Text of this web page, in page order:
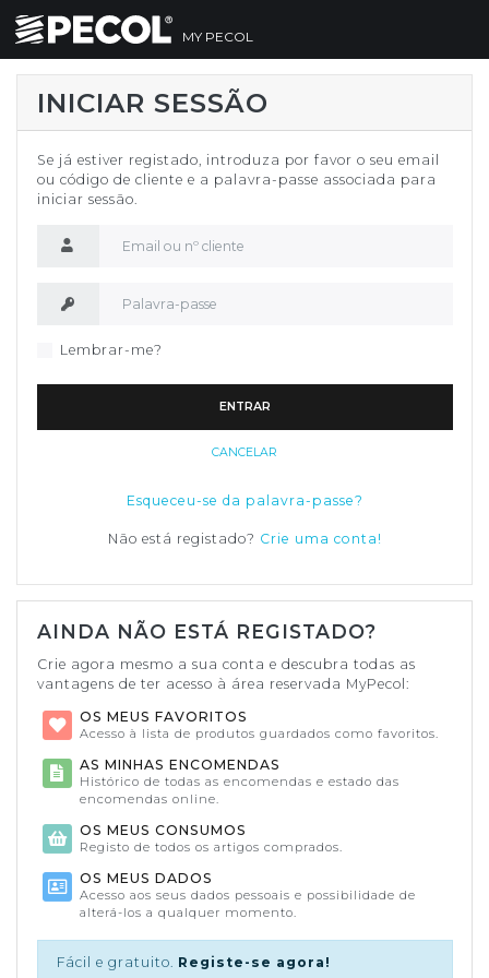
MY PECOL
INICIAR SESSÃO
Se já estiver registado, introduza por favor o seu email
ou código de cliente e a palavra-passe associada para
iniciar sessão.
Lembrar-me?
ENTRAR
CANCELAR
Esqueceu-se da palavra-passe?
Não está registado? Crie uma conta!
AINDA NÃO ESTÁ REGISTADO?
Crie agora mesmo a sua conta e descubra todas as
vantagens de ter acesso à área reservada MyPecol:
OS MEUS FAVORITOS
Acesso à lista de produtos guardados como favoritos.
AS MINHAS ENCOMENDAS
Histórico de todas as encomendas e estado das
encomendas online.
OS MEUS CONSUMOS
Registo de todos os artigos comprados.
OS MEUS DADOS
Acesso aos seus dados pessoais e possibilidade de
alterá-los a qualquer momento.
Fácil e gratuito. Registe-se agora!